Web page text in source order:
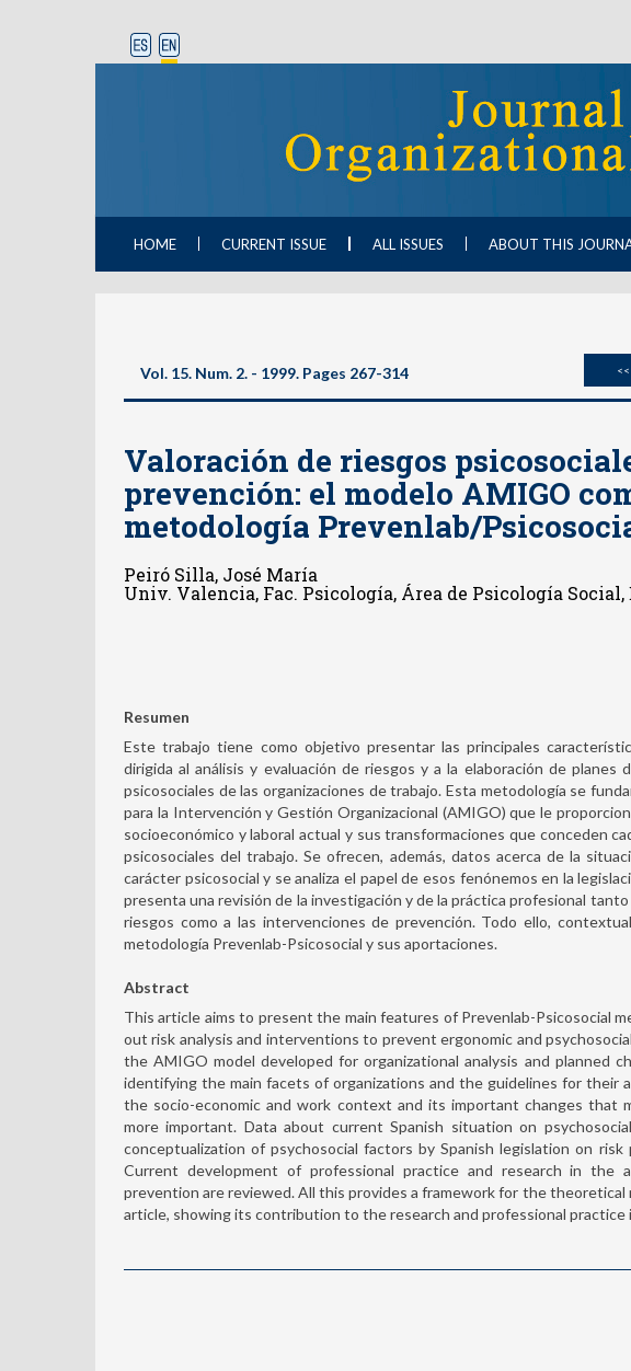
HOME CURRENT ISSUE ALL ISSUES ABOUT THIS
Vol. 15. Num. 2. - 1999. Pages 267-314
Valoración de riesgos
prevención: el modelo AMIGO
metodología Prevenlab/
Peiró Silla, José María
Univ. Valencia, Fac. Psicología, Área de Psicología Social,
Resumen
Este trabajo tiene como objetivo presentar las principales
dirigida al análisis y evaluación de riesgos y a la elaboración de
psicosociales de las organizaciones de trabajo. Esta metodología se
para la Intervención y Gestión Organizacional (AMIGO) que le
socioeconómico y laboral actual y sus transformaciones que conceden
psicosociales del trabajo. Se ofrecen, además, datos acerca de la
carácter psicosocial y se analiza el papel de esos fenónemos en la
presenta una revisión de la investigación y de la práctica profesional
riesgos como a las intervenciones de prevención. Todo ello,
metodología Prevenlab-Psicosocial y sus aportaciones.
Abstract
This article aims to present the main features of Prevenlab-Psicosocial
out risk analysis and interventions to prevent ergonomic and
the AMIGO model developed for organizational analysis and planned
identifying the main facets of organizations and the guidelines for their
the socio-economic and work context and its important changes that
more important. Data about current Spanish situation on
conceptualization of psychosocial factors by Spanish legislation on
Current development of professional practice and research in the
prevention are reviewed. All this provides a framework for the
article, showing its contribution to the research and professional practice